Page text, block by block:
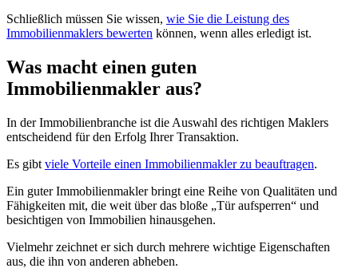
Schließlich müssen Sie wissen, wie Sie die Leistung des
Immobilienmaklers bewerten können, wenn alles erledigt ist.
Was macht einen guten
Immobilienmakler aus?
In der Immobilienbranche ist die Auswahl des richtigen Maklers
entscheidend für den Erfolg Ihrer Transaktion.
Es gibt viele Vorteile einen Immobilienmakler zu beauftragen.
Ein guter Immobilienmakler bringt eine Reihe von Qualitäten und
Fähigkeiten mit, die weit über das bloße „Tür aufsperren“ und
besichtigen von Immobilien hinausgehen.
Vielmehr zeichnet er sich durch mehrere wichtige Eigenschaften
aus, die ihn von anderen abheben.